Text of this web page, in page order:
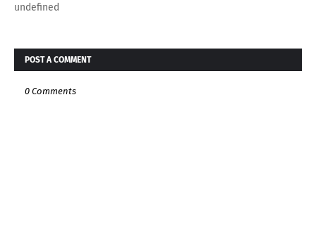
undefined
POST A COMMENT
0 Comments